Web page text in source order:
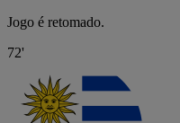
Jogo é retomado.
72'